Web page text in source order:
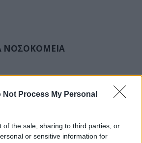
Not Process My Personal
of the sale, sharing to third parties, or
or sensitive information for
ΝΟΣΟΚΟΜΕΙΑ
εφημερεύουν